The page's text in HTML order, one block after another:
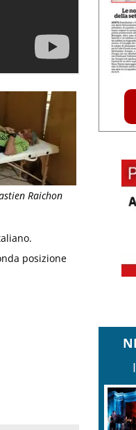
Raichon
posizione